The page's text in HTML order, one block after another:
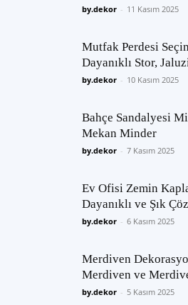
by.dekor - 11 Kasım 2025
Mutfak Perdesi
Dayanıklı Stor,
by.dekor - 10 Kasım 2025
Bahçe Sandalyesi
Mekan Minder
by.dekor - 7 Kasım 2025
Ev Ofisi Zemin
Dayanıklı ve Şık
by.dekor - 6 Kasım 2025
Merdiven
Merdiven ve
by.dekor - 5 Kasım 2025